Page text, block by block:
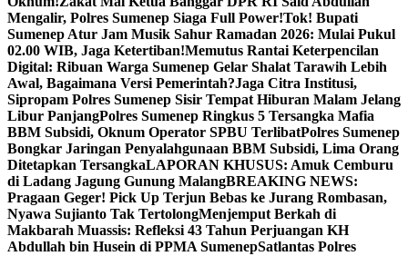
Mengalir, Polres Sumenep Siaga Full Power!Tok! Bupati
Sumenep Atur Jam Musik Sahur Ramadan 2026: Mulai Pukul
02.00 WIB, Jaga Ketertiban!Memutus Rantai Keterpencilan
Digital: Ribuan Warga Sumenep Gelar Shalat Tarawih Lebih
Awal, Bagaimana Versi Pemerintah?Jaga Citra Institusi,
Sipropam Polres Sumenep Sisir Tempat Hiburan Malam Jelang
Libur PanjangPolres Sumenep Ringkus 5 Tersangka Mafia
BBM Subsidi, Oknum Operator SPBU TerlibatPolres Sumenep
Bongkar Jaringan Penyalahgunaan BBM Subsidi, Lima Orang
Ditetapkan TersangkaLAPORAN KHUSUS: Amuk Cemburu
di Ladang Jagung Gunung MalangBREAKING NEWS:
Pragaan Geger! Pick Up Terjun Bebas ke Jurang Rombasan,
Nyawa Sujianto Tak TertolongMenjemput Berkah di
Makbarah Muassis: Refleksi 43 Tahun Perjuangan KH
Abdullah bin Husein di PPMA SumenepSatlantas Polres